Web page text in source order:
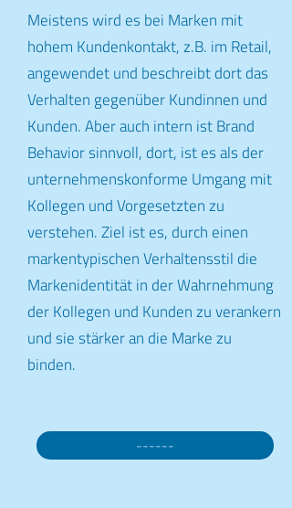
Meistens wird es bei Marken mit
hohem Kundenkontakt, z.B. im Retail,
angewendet und beschreibt dort das
Verhalten gegenüber Kundinnen und
Kunden. Aber auch intern ist Brand
Behavior sinnvoll, dort, ist es als der
unternehmenskonforme Umgang mit
Kollegen und Vorgesetzten zu
verstehen. Ziel ist es, durch einen
markentypischen Verhaltensstil die
Markenidentität in der Wahrnehmung
der Kollegen und Kunden zu verankern
und sie stärker an die Marke zu
binden.
------